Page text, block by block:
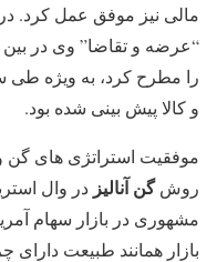
مالی نیز موفق عمل کرد.
“عرضه و تقاضا” وی در بین
و کالا پیش بینی شده بود.
موفقیت استراتژی های گن
روشگن آنالیز در وال
مشهوری در بازار سهام
بازار همانند طبیعت